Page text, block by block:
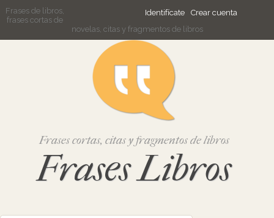
Identifícate Crear cuenta
Frases de libros,
frases cortas de
novelas, citas y fragmentos de libros
Frases cortas, citas y fragmentos de libros
Frases Libros